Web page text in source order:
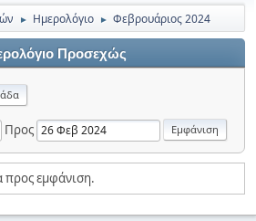
► Ημερολόγιο ► Φεβρουάριος 2024
Προσεχώς
Προς
προς εμφάνιση.